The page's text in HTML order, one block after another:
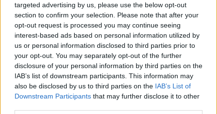
targeted advertising by us, please use the below opt-out
section to confirm your selection. Please note that after your
opt-out request is processed you may continue seeing
interest-based ads based on personal information utilized by
us or personal information disclosed to third parties prior to
your opt-out. You may separately opt-out of the further
disclosure of your personal information by third parties on the
IAB’s list of downstream participants. This information may
also be disclosed by us to third parties on the IAB’s List of
Downstream Participants that may further disclose it to other
Iránytũ Nincs
Extrák Nincs
EGYÉB
Vibra jelzés Van
SIM típus nanoSIM